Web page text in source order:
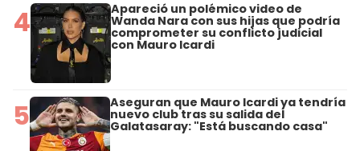
4 Apareció un polémico video de
Wanda Nara con sus hijas que podría
comprometer su conflicto judicial
con Mauro Icardi
5 Aseguran que Mauro Icardi ya tendría
nuevo club tras su salida del
Galatasaray: "Está buscando casa"